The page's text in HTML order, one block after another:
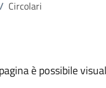
/ Circolari
è possibile